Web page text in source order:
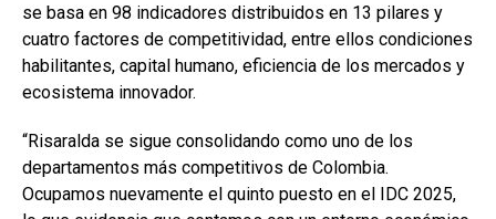
se basa en 98 indicadores distribuidos en 13 pilares y
cuatro factores de competitividad, entre ellos condiciones
habilitantes, capital humano, eficiencia de los mercados y
ecosistema innovador.
“Risaralda se sigue consolidando como uno de los
departamentos más competitivos de Colombia.
Ocupamos nuevamente el quinto puesto en el IDC 2025,